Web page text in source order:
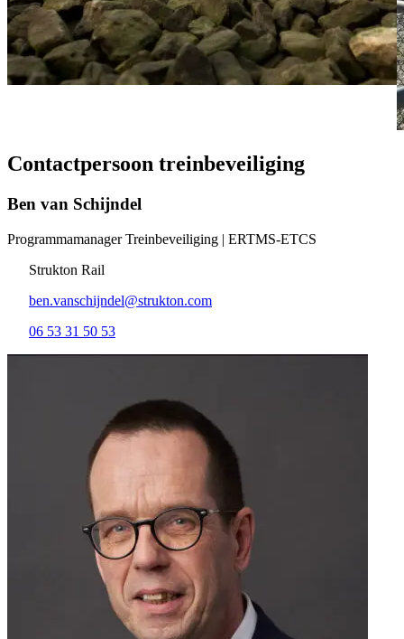
Contactpersoon treinbeveiliging
Ben van Schijndel
Programmamanager Treinbeveiliging | ERTMS-ETCS
Strukton Rail
ben.vanschijndel@strukton.com
06 53 31 50 53